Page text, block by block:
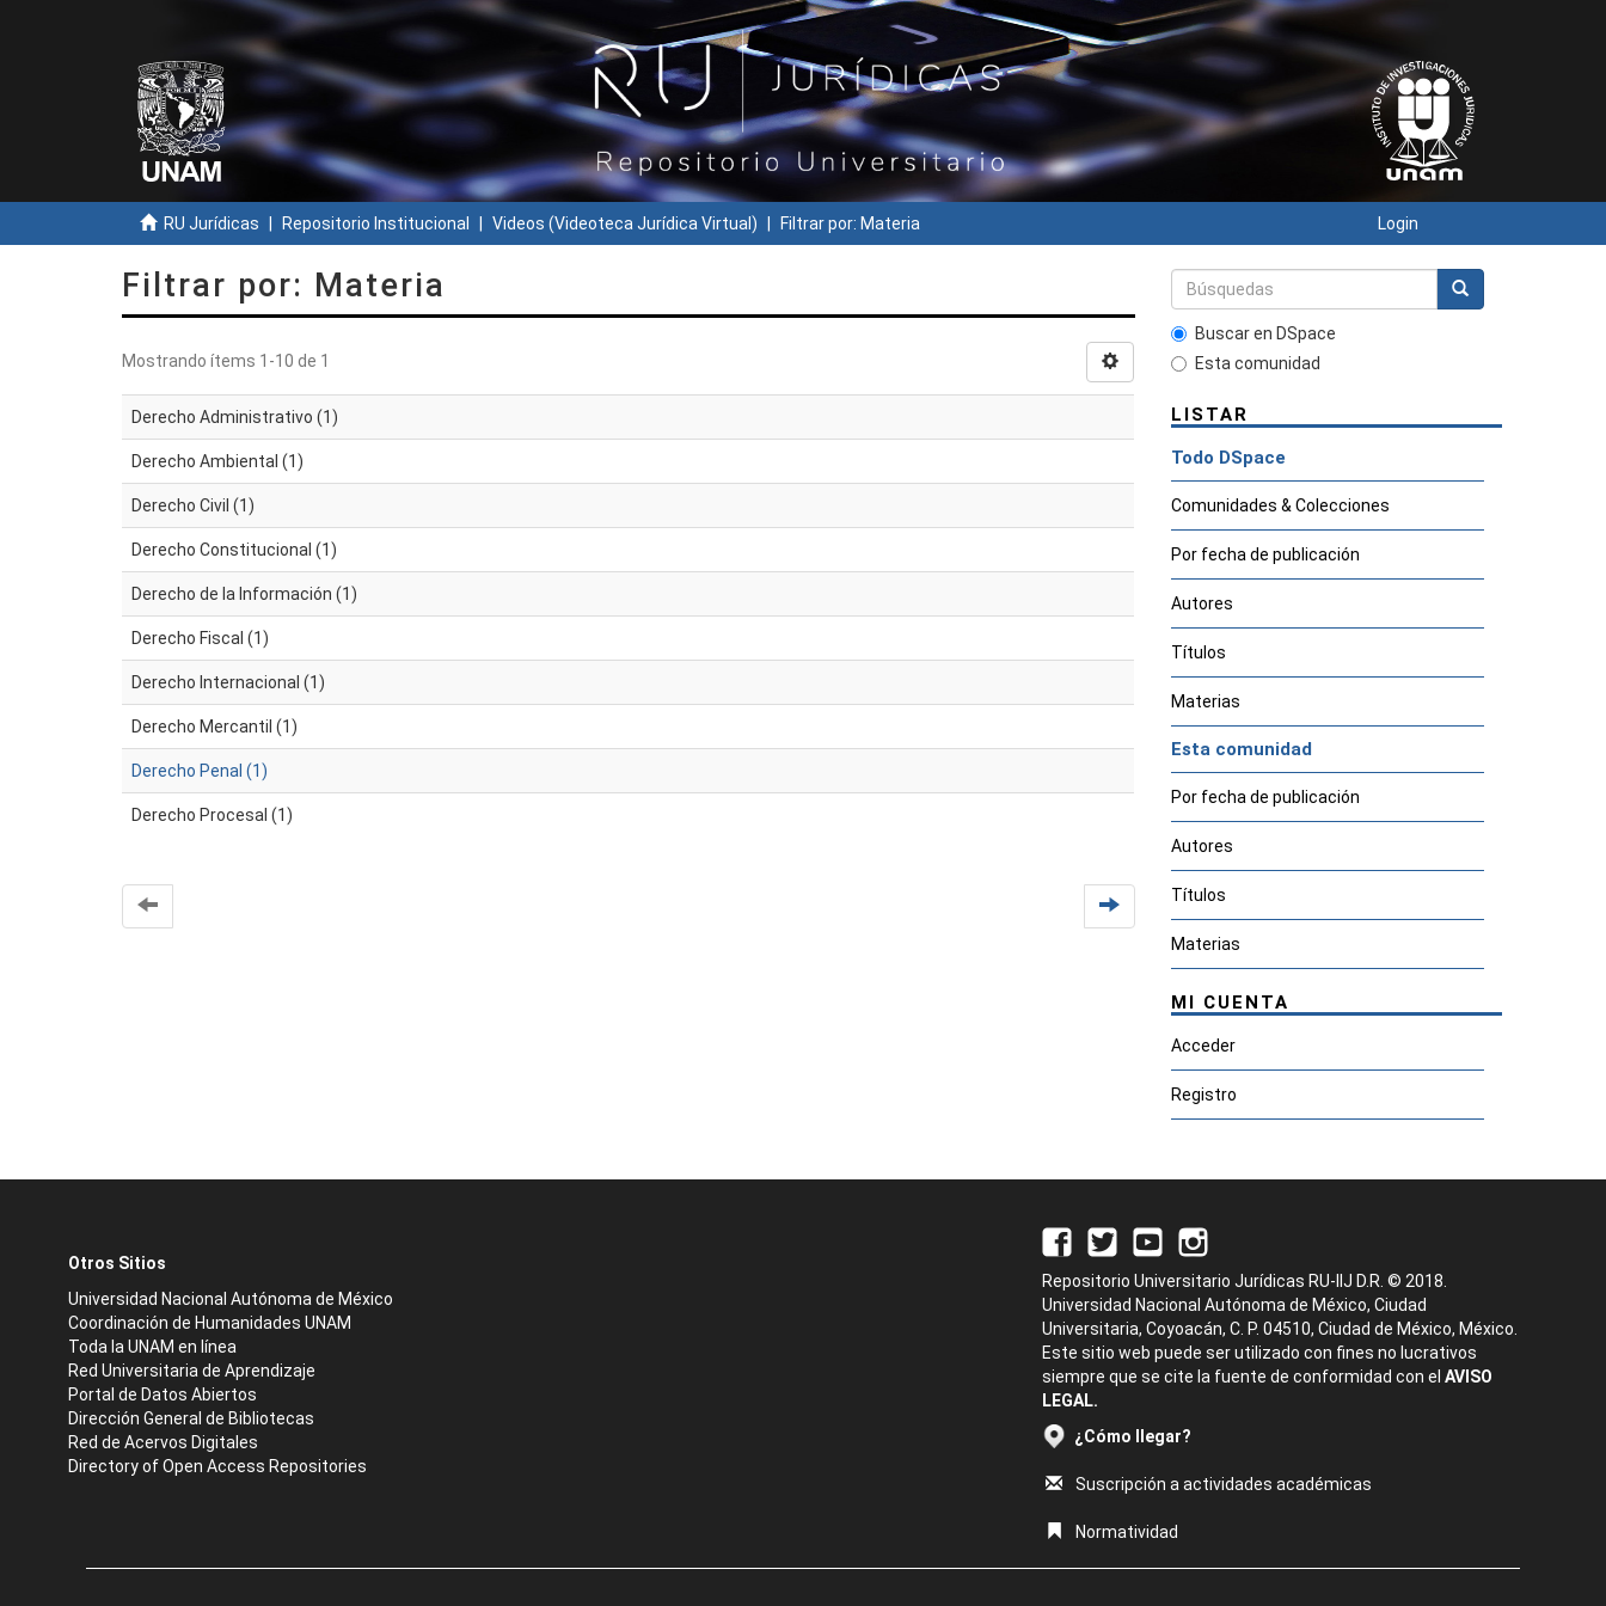
RU Jurídicas Repositorio Institucional Videos (Videoteca Jurídica Virtual) Filtrar por: Materia Login
Filtrar por: Materia
Mostrando ítems 1-10 de 1
Derecho Administrativo (1)
Derecho Ambiental (1)
Derecho Civil (1)
Derecho Constitucional (1)
Derecho de la Información (1)
Derecho Fiscal (1)
Derecho Internacional (1)
Derecho Mercantil (1)
Derecho Penal (1)
Derecho Procesal (1)
Buscar en DSpace
Esta comunidad
LISTAR
Todo DSpace
Comunidades & Colecciones
Por fecha de publicación
Autores
Títulos
Materias
Esta comunidad
Por fecha de publicación
Autores
Títulos
Materias
MI CUENTA
Acceder
Registro
Otros Sitios
Universidad Nacional Autónoma de México
Coordinación de Humanidades UNAM
Toda la UNAM en línea
Red Universitaria de Aprendizaje
Portal de Datos Abiertos
Dirección General de Bibliotecas
Red de Acervos Digitales
Directory of Open Access Repositories
Repositorio Universitario Jurídicas RU-IIJ D.R. © 2018.
Universidad Nacional Autónoma de México, Ciudad
Universitaria, Coyoacán, C. P. 04510, Ciudad de México, México.
Este sitio web puede ser utilizado con fines no lucrativos
siempre que se cite la fuente de conformidad con el AVISO
LEGAL.
¿Cómo llegar?
Suscripción a actividades académicas
Normatividad